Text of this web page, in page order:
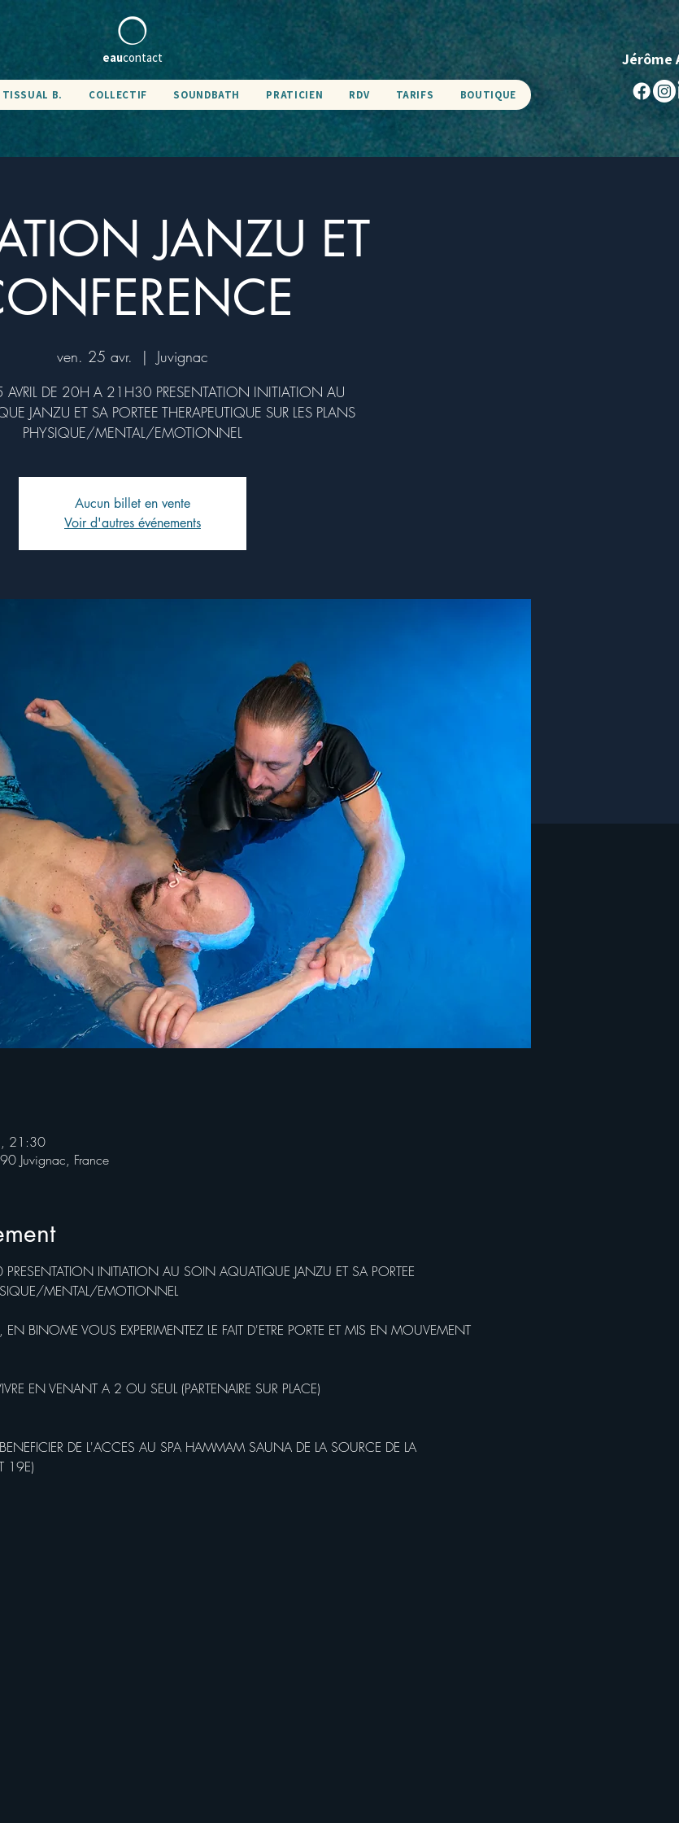
eaucontact
TISSUAL B. COLLECTIF SOUNDBATH PRATICIEN RDV TARIFS BOUTIQUE
Jérôme
JANZU ET
ven. 25 avr.
  |
Juvignac
AVRIL DE 20H A 21H30 PRESENTATION INITIATION AU
JANZU ET SA PORTEE THERAPEUTIQUE SUR LES PLANS
PHYSIQUE/MENTAL/EMOTIONNEL
Aucun billet en vente
Voir d'autres événements
21:30
Juvignac, France
INITIATION AU SOIN AQUATIQUE JANZU ET SA PORTEE
MENTAL/EMOTIONNEL
EN BINOME VOUS EXPERIMENTEZ LE FAIT D'ETRE PORTE ET MIS EN MOUVEMENT
EN VENANT A 2 OU SEUL (PARTENAIRE SUR PLACE)
DE L'ACCES AU SPA HAMMAM SAUNA DE LA SOURCE DE LA
19E)